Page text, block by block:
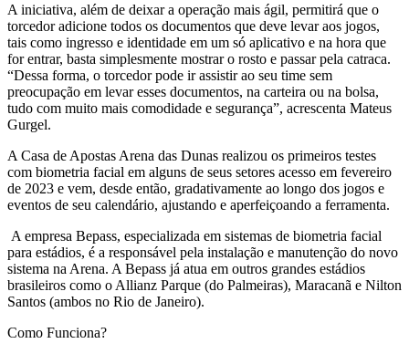
A iniciativa, além de deixar a operação mais ágil, permitirá que o
torcedor adicione todos os documentos que deve levar aos jogos,
tais como ingresso e identidade em um só aplicativo e na hora que
for entrar, basta simplesmente mostrar o rosto e passar pela catraca.
“Dessa forma, o torcedor pode ir assistir ao seu time sem
preocupação em levar esses documentos, na carteira ou na bolsa,
tudo com muito mais comodidade e segurança”, acrescenta Mateus
Gurgel.
A Casa de Apostas Arena das Dunas realizou os primeiros testes
com biometria facial em alguns de seus setores acesso em fevereiro
de 2023 e vem, desde então, gradativamente ao longo dos jogos e
eventos de seu calendário, ajustando e aperfeiçoando a ferramenta.
A empresa Bepass, especializada em sistemas de biometria facial
para estádios, é a responsável pela instalação e manutenção do novo
sistema na Arena. A Bepass já atua em outros grandes estádios
brasileiros como o Allianz Parque (do Palmeiras), Maracanã e Nilton
Santos (ambos no Rio de Janeiro).
Como Funciona?